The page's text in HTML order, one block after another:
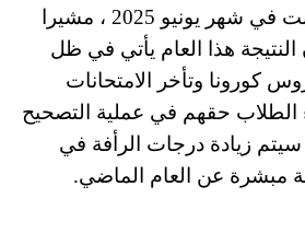
2025 صباح يوم السبت في شهر يونيو 2025 ، مشيرا
هذا العام يأتي في ظل
كورونا وتأخر الامتحانات
الطلاب حقهم في عملية التصحيح
سيتم زيادة درجات الرأفة في
مبشرة عن العام الماضي.